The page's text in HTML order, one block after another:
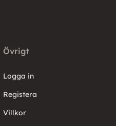
Övrigt
Logga in
Registera
Villkor